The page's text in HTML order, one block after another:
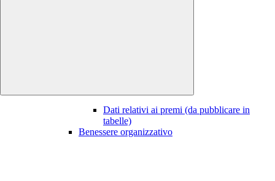
Dati relativi ai premi (da pubblicare in
tabelle)
Benessere organizzativo